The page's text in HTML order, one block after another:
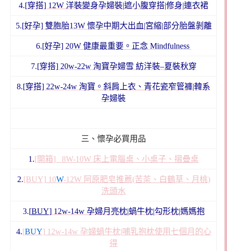
4.[穿搭] 12W 洋裝變身孕婦裝|遮小腹穿搭|修身|連衣裙
5.[好孕] 雙胞胎13W 懷孕中期大出血|宮縮|部分胎盤剝離
6.[好孕] 20W 健康最重要。正念 Mindfulness
7.[穿搭] 20w-22w 淘寶孕婦雪 紡洋裝–夏裝秋穿
8.[穿搭] 22w-24w 淘寶。斜肩上衣、青花瓷窄管褲|韓系
孕婦裝
三、懷孕必買用品
1.[開箱] 8W-10W 床上電腦桌、小桌子、摺疊桌
2.[BUY] 10W-12W 阿原肥皂推薦(苦茶、白鶴草、月桃)
洗頭水
3.[BUY]12w-14w 孕婦月亮枕|蝸牛枕|勾形枕|媽媽抱
4.[BUY] 12w-14w 孕婦蝸牛枕|哺乳抱枕使用七個月的心
得